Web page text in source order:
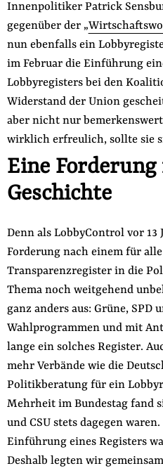
Innenpolitiker Patrick
gegenüber der „
nun ebenfalls ein
im Februar die Einführung
Lobbyregisters bei den
Widerstand der Union
aber nicht nur
wirklich erfreulich, sollte sie
Eine
Geschichte
Denn als LobbyControl vor 13
Forderung nach einem für
Transparenzregister in die
Thema noch weitgehend
ganz anders aus: Grüne,
Wahlprogrammen und mit
lange ein solches Register.
mehr Verbände wie die
Politikberatung für ein
Mehrheit im Bundestag fand
und CSU stets dagegen
Einführung eines Registers
Deshalb legten wir